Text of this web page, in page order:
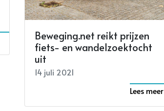
Beweging.net reikt prijzen
fiets- en wandelzoektocht
uit
14 juli 2021
Lees meer